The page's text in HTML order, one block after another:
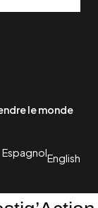
le monde
EspagnolEnglish